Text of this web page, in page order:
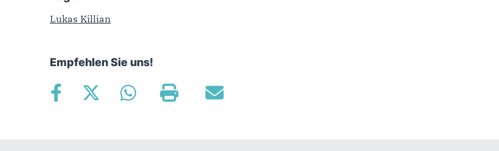
Lukas Killian
Empfehlen Sie uns!